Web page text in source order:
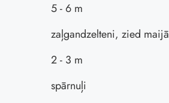
5 - 6 m
zaļgandzelteni, zied maijā
2 - 3 m
spārnuļi